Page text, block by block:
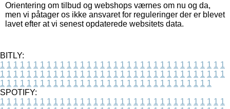
Orientering om tilbud og webshops værnes om nu og da,
men vi påtager os ikke ansvaret for reguleringer der er blevet
lavet efter at vi senest opdaterede websitets data.
BITLY:
1 1 1 1 1 1 1 1 1 1 1 1 1 1 1 1 1 1 1 1 1 1 1 1 1 1 1 1 1 1 1 1 1 1
1 1 1 1 1 1 1 1 1 1 1 1 1 1 1 1 1 1 1 1 1 1 1 1 1 1 1 1 1 1 1 1 1 1
1 1 1 1 1 1 1 1 1 1 1 1 1 1 1 1 1 1 1 1 1 1 1 1 1 1 1 1 1 1 1 1
SPOTIFY:
1 1 1 1 1 1 1 1 1 1 1 1 1 1 1 1 1 1 1 1 1 1 1 1 1 1 1 1 1 1 1 1 1 1